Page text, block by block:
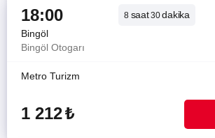
18:00 8 saat30dakika
Bingöl
Bingöl Otogarı
Metro Turizm
1 212₺